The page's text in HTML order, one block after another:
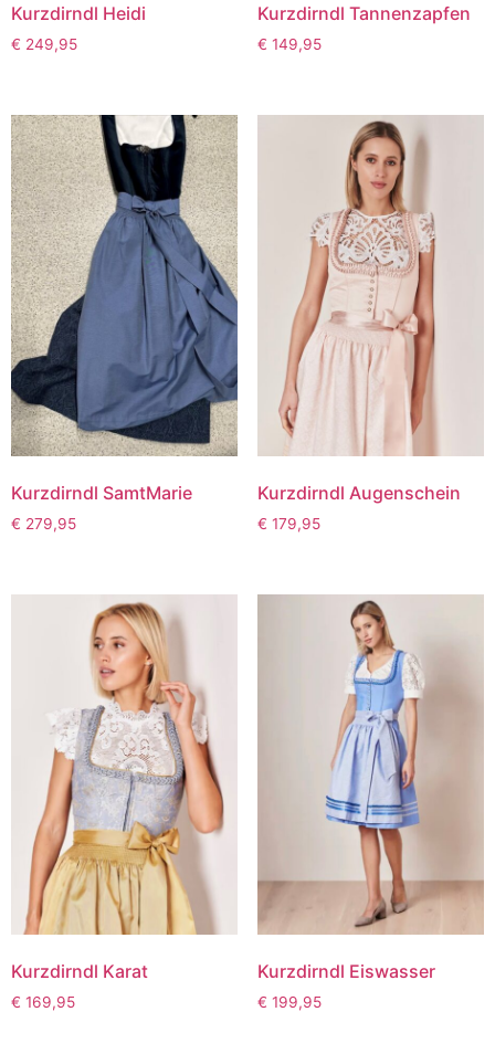
Kurzdirndl Heidi
€ 249,95
Kurzdirndl Tannenzapfen
€ 149,95
Kurzdirndl SamtMarie
€ 279,95
Kurzdirndl Augenschein
€ 179,95
Kurzdirndl Karat
€ 169,95
Kurzdirndl Eiswasser
€ 199,95